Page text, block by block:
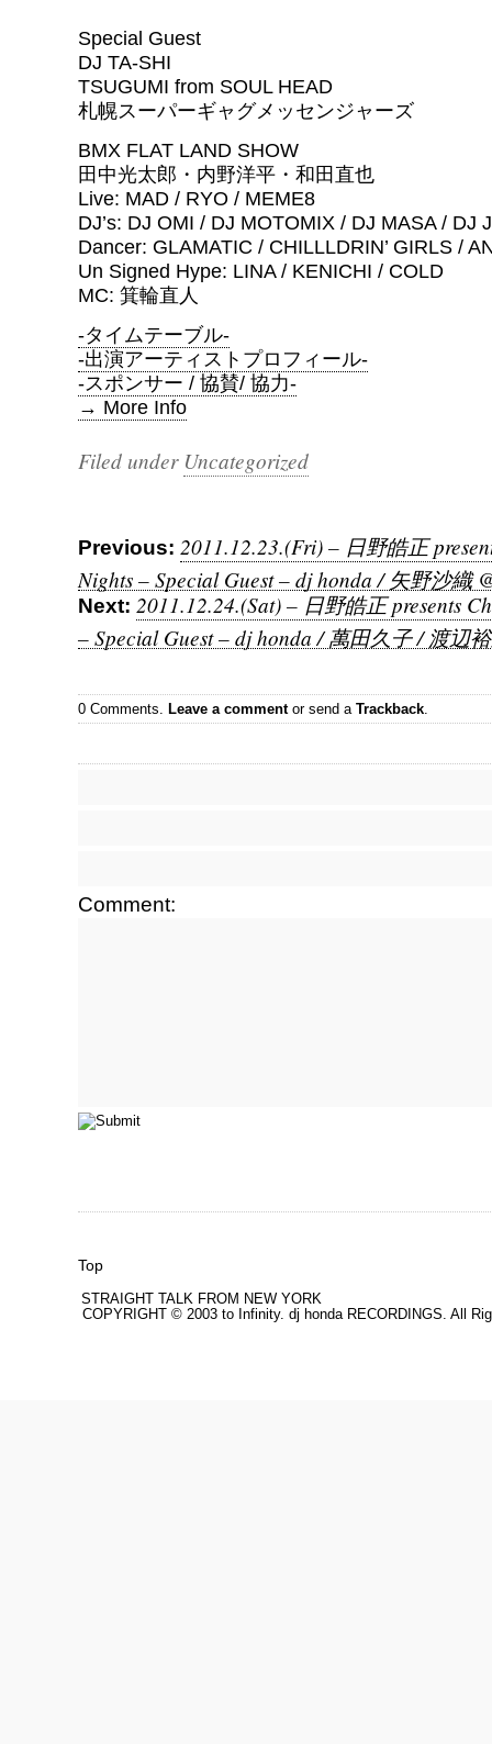
Special Guest
DJ TA-SHI
TSUGUMI from SOUL HEAD
札幌スーパーギャグメッセンジャーズ
BMX FLAT LAND SHOW
田中光太郎・内野洋平・和田直也
Live: MAD / RYO / MEME8
DJ’s: DJ OMI / DJ MOTOMIX / DJ MASA / DJ
Dancer: GLAMATIC / CHILLLDRIN’ GIRLS /
Un Signed Hype: LINA / KENICHI / COLD
MC: 箕輪直人
-タイムテーブル-
-出演アーティストプロフィール-
-スポンサー / 協賛/ 協力-
→ More Info
Filed under Uncategorized
Previous: 2011.12.23.(Fri) – 日野皓正
Nights – Special Guest – dj honda / 矢野沙織
Next: 2011.12.24.(Sat) – 日野皓正 presents
– Special Guest – dj honda / 萬田久子 / 渡辺
0 Comments. Leave a commentor send a Trackback.
Comment:
Top
STRAIGHT TALK FROM NEW YORK
COPYRIGHT © 2003 to Infinity. dj honda RECORDINGS. All